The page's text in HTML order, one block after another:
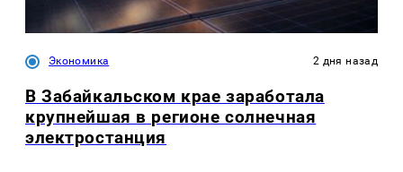
Экономика 2 дня назад
В Забайкальском крае заработала
крупнейшая в регионе солнечная
электростанция